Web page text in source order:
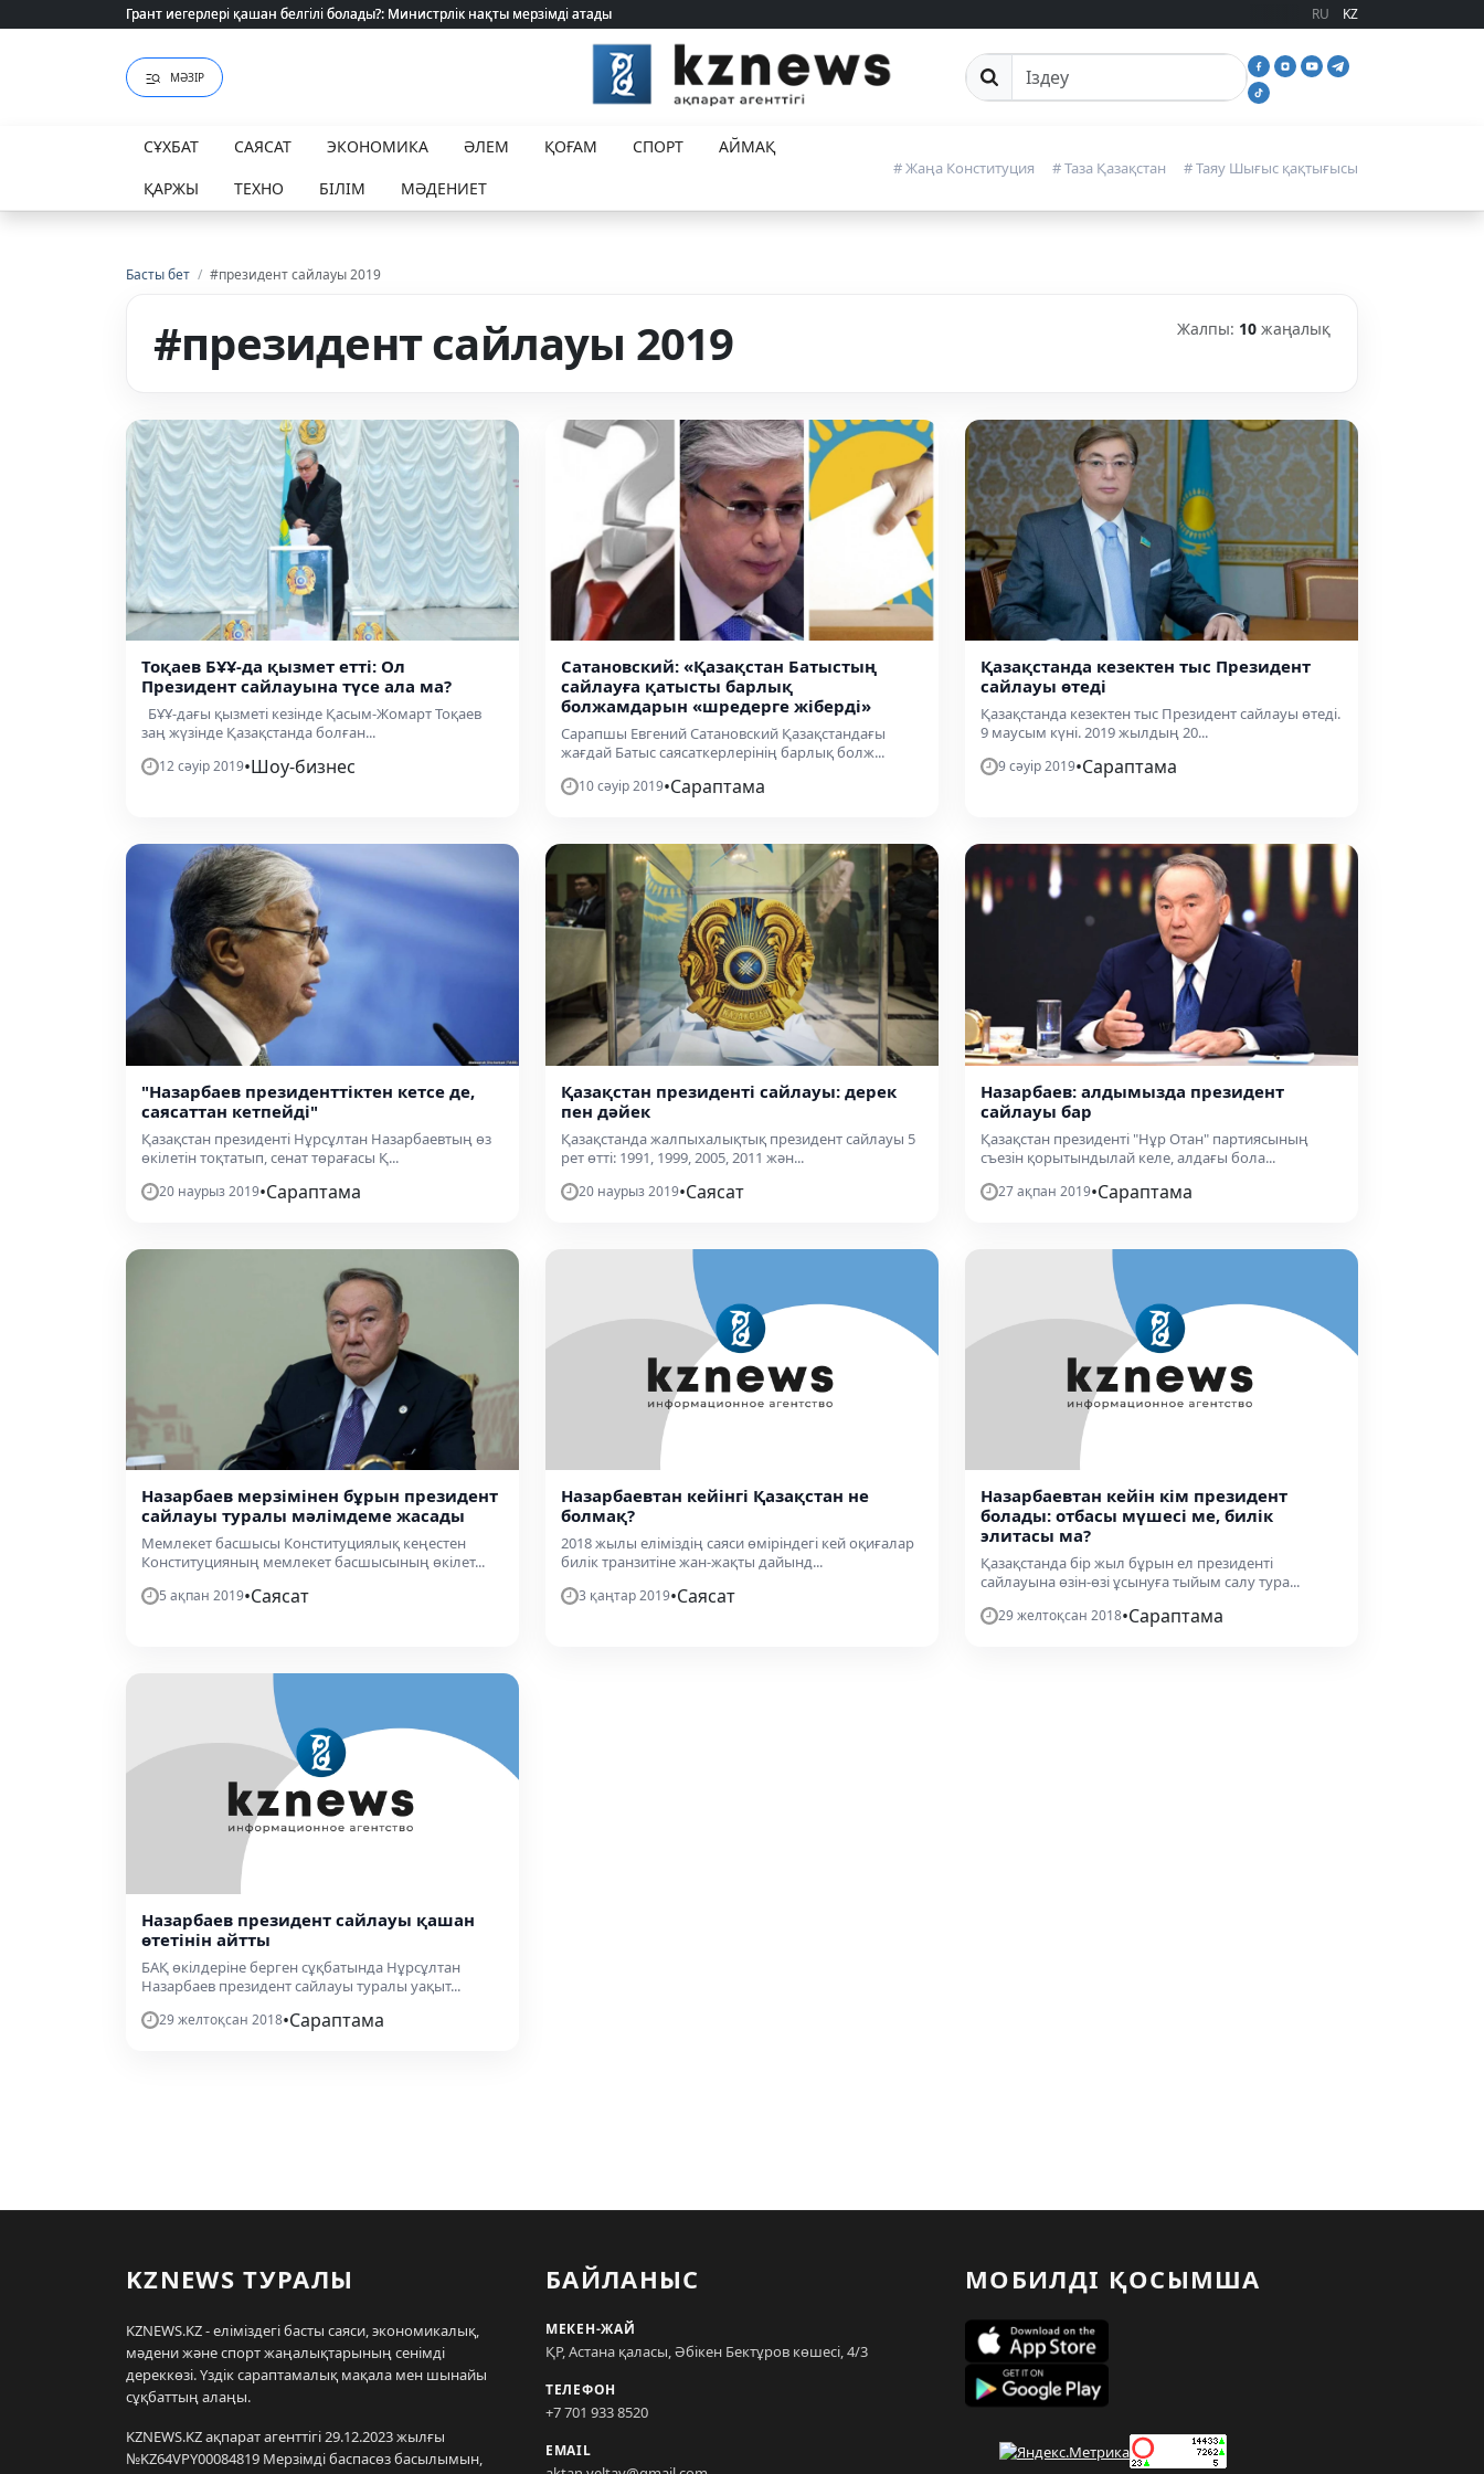
RU KZ
МӘЗІР Сайттан іздеу
СҰХБАТ САЯСАТ ЭКОНОМИКА ӘЛЕМ ҚОҒАМ СПОРТ
АЙМАҚ
ҚАРЖЫ
ТЕХНО БІЛІМ МӘДЕНИЕТ
# Жаңа Конституция # Таза Қазақстан # Таяу Шығыс қақтығысы
Басты бет / #президент сайлауы 2019
#президент сайлауы 2019 Жалпы: 10 жаңалық
Тоқаев БҰҰ-да қызмет етті: Ол
Президент сайлауына түсе ала ма?
БҰҰ-дағы қызметі кезінде Қасым-Жомарт Тоқаев
заң жүзінде Қазақстанда болған...
12 сәуір 2019•Шоу-бизнес
Сатановский: «Қазақстан Батыстың
сайлауға қатысты барлық
болжамдарын «шредерге жіберді»
Сарапшы Евгений Сатановский Қазақстандағы
жағдай Батыс саясаткерлерінің барлық болж...
10 сәуір 2019•Сараптама
Қазақстанда кезектен тыс Президент
сайлауы өтеді
Қазақстанда кезектен тыс Президент сайлауы өтеді.
9 маусым күні. 2019 жылдың 20...
9 сәуір 2019•Сараптама
"Назарбаев президенттіктен кетсе де,
саясаттан кетпейді"
Қазақстан президенті Нұрсұлтан Назарбаевтың өз
өкілетін тоқтатып, сенат төрағасы Қ...
20 наурыз 2019•Сараптама
Қазақстан президенті сайлауы: дерек
пен дәйек
Қазақстанда жалпыхалықтық президент сайлауы 5
рет өтті: 1991, 1999, 2005, 2011 жән...
20 наурыз 2019•Саясат
Назарбаев: алдымызда президент
сайлауы бар
Қазақстан президенті "Нұр Отан" партиясының
съезін қорытындылай келе, алдағы бола...
27 ақпан 2019•Сараптама
Назарбаев мерзімінен бұрын президент
сайлауы туралы мәлімдеме жасады
Мемлекет басшысы Конституциялық кеңестен
Конституцияның мемлекет басшысының өкілет...
5 ақпан 2019•Саясат
Назарбаевтан кейінгі Қазақстан не
болмақ?
2018 жылы еліміздің саяси өміріндегі кей оқиғалар
билік транзитіне жан-жақты дайынд...
3 қаңтар 2019•Саясат
Назарбаевтан кейін кім президент
болады: отбасы мүшесі ме, билік
элитасы ма?
Қазақстанда бір жыл бұрын ел президенті
сайлауына өзін-өзі ұсынуға тыйым салу тура...
29 желтоқсан 2018•Сараптама
Назарбаев президент сайлауы қашан
өтетінін айтты
БАҚ өкілдеріне берген сұқбатында Нұрсұлтан
Назарбаев президент сайлауы туралы уақыт...
29 желтоқсан 2018•Сараптама
KZNEWS ТУРАЛЫ
KZNEWS.KZ - еліміздегі басты саяси, экономикалық,
мәдени және спорт жаңалықтарының сенімді
дереккөзі. Үздік сараптамалық мақала мен шынайы
сұқбаттың алаңы.
KZNEWS.KZ ақпарат агенттігі 29.12.2023 жылғы
№KZ64VPY00084819 Мерзімді баспасөз басылымын,
БАЙЛАНЫС
МЕКЕН-ЖАЙ
ҚР, Астана қаласы, Әбікен Бектұров көшесі, 4/3
ТЕЛЕФОН
+7 701 933 8520
EMAIL
МОБИЛДІ ҚОСЫМША